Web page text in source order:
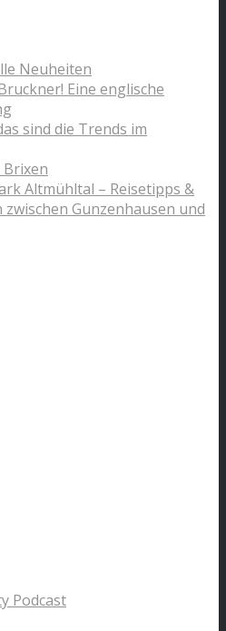
Neuheiten
Eine englische
sind die Trends im
Altmühltal – Reisetipps &
Gunzenhausen und
Podcast